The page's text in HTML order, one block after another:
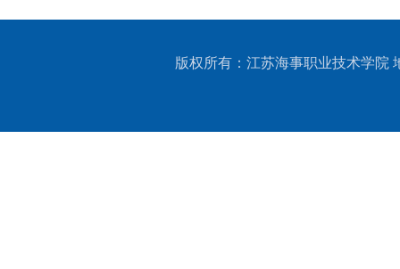
版权所有：江苏海事职业技术学院